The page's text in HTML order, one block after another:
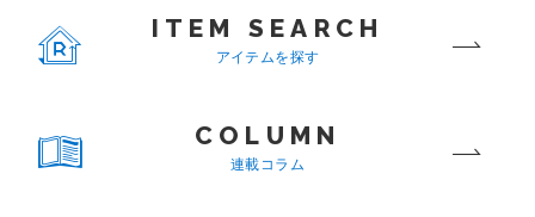
ITEM SEARCH
アイテムを探す
COLUMN
連載コラム